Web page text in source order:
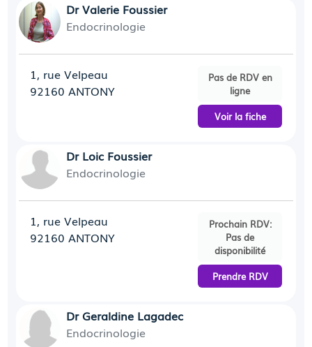
Dr Valerie Foussier
Endocrinologie
1, rue Velpeau
92160 ANTONY
Pas de RDV en
ligne
Voir la fiche
Dr Loic Foussier
Endocrinologie
1, rue Velpeau
92160 ANTONY
Prochain RDV:
Pas de
disponibilité
Prendre RDV
Dr Geraldine Lagadec
Endocrinologie